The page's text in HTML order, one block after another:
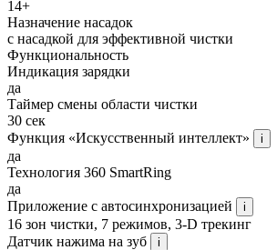
14+
Назначение насадок
с насадкой для эффективной чистки
Функциональность
Индикация зарядки
да
Таймер смены области чистки
30 сек
Функция «Искусственный интеллект»
i
да
Технология 360 SmartRing
да
Приложение с автосинхронизацией
i
16 зон чистки, 7 режимов, 3-D трекинг
Датчик нажима на зуб
i